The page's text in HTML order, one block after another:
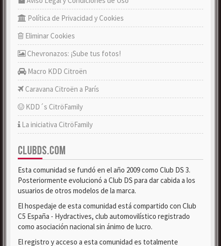
Política de Privacidad y Cookies
Eliminar Cookies
Chevronazos: ¡Sube tus fotos!
Macro KDD Citroën
Caravana Citroën a París
KDD´s CitröFamily
La iniciativa CitröFamily
CLUBDS.COM
Esta comunidad se fundó en el año 2009 como Club DS 3.
Posteriormente evolucionó a Club DS para dar cabida a los
usuarios de otros modelos de la marca.
El hospedaje de esta comunidad está compartido con Club
C5 España - Hydractives, club automovilístico registrado
como asociación nacional sin ánimo de lucro.
El registro y acceso a esta comunidad es totalmente